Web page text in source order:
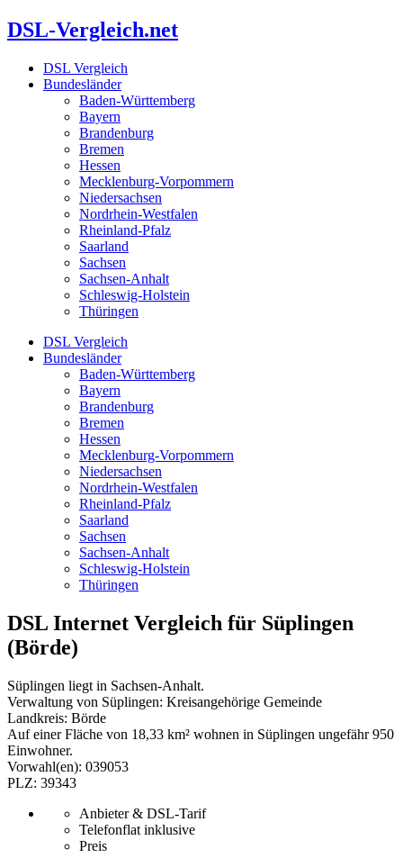
Zum
Inhalt
DSL-Vergleich.net
DSL Vergleich
Bundesländer
Baden-Württemberg
Bayern
Brandenburg
Bremen
Hessen
Mecklenburg-Vorpommern
Niedersachsen
Nordrhein-Westfalen
Rheinland-Pfalz
Saarland
Sachsen
Sachsen-Anhalt
Schleswig-Holstein
Thüringen
DSL Vergleich
Bundesländer
Baden-Württemberg
Bayern
Brandenburg
Bremen
Hessen
Mecklenburg-Vorpommern
Niedersachsen
Nordrhein-Westfalen
Rheinland-Pfalz
Saarland
Sachsen
Sachsen-Anhalt
Schleswig-Holstein
Thüringen
DSL Internet Vergleich für Süplingen
(Börde)
Süplingen liegt in Sachsen-Anhalt.
Verwaltung von Süplingen: Kreisangehörige Gemeinde
Landkreis: Börde
Auf einer Fläche von 18,33 km² wohnen in Süplingen ungefähr 950
Einwohner.
Vorwahl(en): 039053
PLZ: 39343
Anbieter & DSL-Tarif
Telefonflat inklusive
Preis